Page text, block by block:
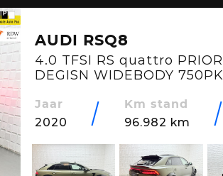
AUDI RSQ8
4.0 TFSI RS quattro PRIOR
DEGISN WIDEBODY 750PK
Jaar
2020
Km stand
96.982 km